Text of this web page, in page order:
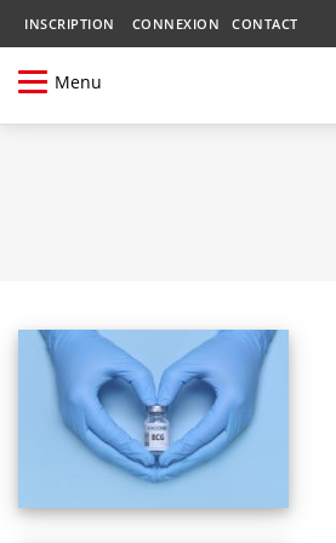
INSCRIPTION CONNEXION CONTACT
Menu